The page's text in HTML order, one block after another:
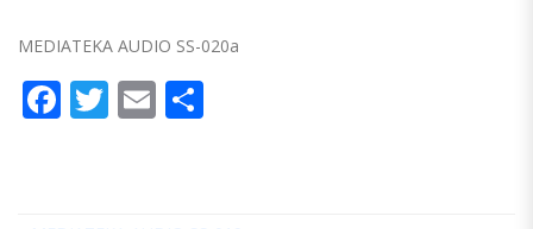
MEDIATEKA AUDIO SS-020a
Facebook
Twitter
Email